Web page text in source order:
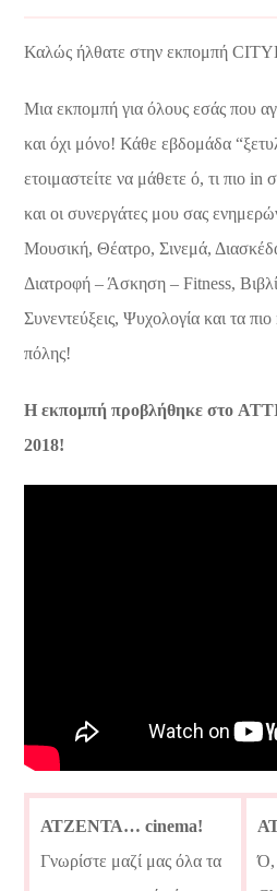
Καλώς ήλθατε στην εκπομπή
Μια εκπομπή για όλους εσάς που
και όχι μόνο! Κάθε εβδομάδα
ετοιμαστείτε να μάθετε ό, τι πιο
και οι συνεργάτες μου σας
Μουσική, Θέατρο, Σινεμά,
Διατροφή – Άσκηση – Fitness,
Συνεντεύξεις, Ψυχολογία και τα
πόλης!
Η εκπομπή προβλήθηκε στο
2018!
ΑΤΖΕΝΤΑ… cinema!
Γνωρίστε μαζί μας όλα τα
Ό,